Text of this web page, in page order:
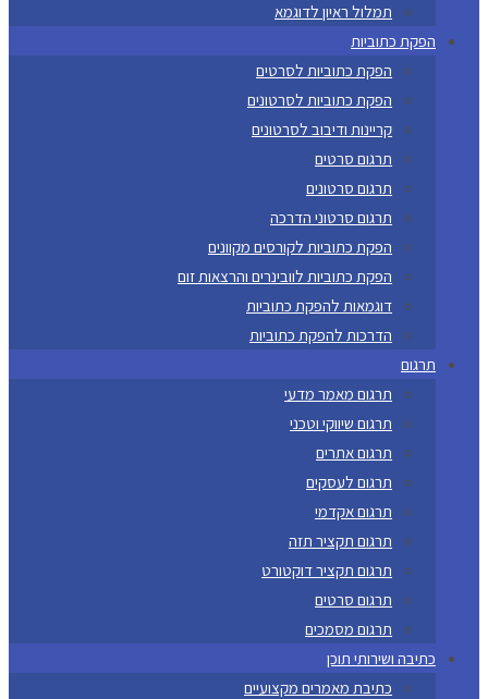
תמלול ראיון לדוגמא
הפקת כתוביות
הפקת כתוביות לסרטים
הפקת כתוביות לסרטונים
קריינות ודיבוב לסרטונים
תרגום סרטים
תרגום סרטונים
תרגום סרטוני הדרכה
הפקת כתוביות לקורסים מקוונים
הפקת כתוביות לוובינרים והרצאות זום
דוגמאות להפקת כתוביות
הדרכות להפקת כתוביות
תרגום
תרגום מאמר מדעי
תרגום שיווקי וטכני
תרגום אתרים
תרגום לעסקים
תרגום אקדמי
תרגום תקציר תזה
תרגום תקציר דוקטורט
תרגום סרטים
תרגום מסמכים
כתיבה ושירותי תוכן
כתיבת מאמרים מקצועיים